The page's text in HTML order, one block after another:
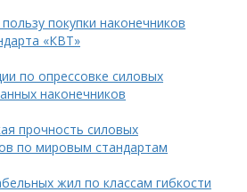
покупки наконечников
«КВТ»
по опрессовке силовых
наконечников
прочность силовых
по мировым стандартам
жил по классам гибкости